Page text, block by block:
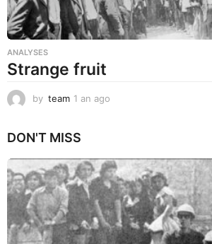
ANALYSES
Strange fruit
by team 1 an ago
o
DON'T MISS